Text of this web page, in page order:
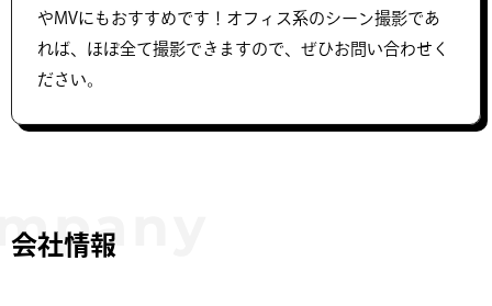
やMVにもおすすめです！オフィス系のシーン撮影であ
れば、ほぼ全て撮影できますので、ぜひお問い合わせく
ださい。
会社情報